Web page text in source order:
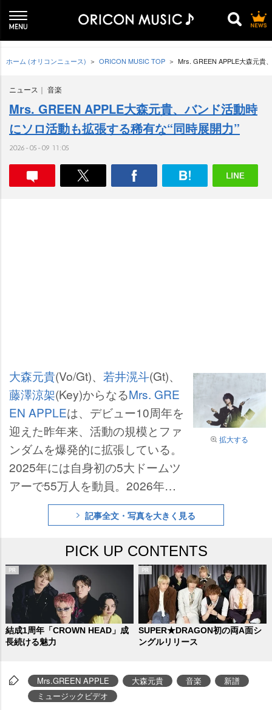
ホーム (オリコンニュース) ORICON MUSIC TOP Mrs. GREEN APPLE大森元貴
ニュース 音楽
Mrs. GREEN APPLE大森元貴、バンド活動時
にソロ活動も拡張する稀有な“同時展開力”
2026-05-09 11:05
拡大する
大森元貴(Vo/Gt)、 若井滉斗(Gt)、
藤澤涼架(Key)からなるMrs. GRE
EN APPLEは、デビュー10周年を
迎えた昨年来、活動の規模とファ
ンダムを爆発的に拡張している。
2025年には自身初の5大ドームツ
アーで55万人を動員。2026年に
はバンドでは史上最多となるMUF
Gスタジアム(国立競技場)4公演を
ゴールデンタイムに冠レギュラー
番組を持ち、朝ドラの主題歌を担
当するなど国民的バンドとなっ
た。それと同時並行し、ソロ活動
でも間口を広げるミセスのフロン
トマン、大森元貴の八面六臂の活
記事全文・写真を大きく見る
PICK UP CONTENTS
結成1周年「CROWN HEAD」成
長続ける魅力
SUPER★DRAGON初の両A面シ
ングルリリース
Mrs.GREEN APPLE 大森元貴 音楽
新譜
ミュージックビデオ